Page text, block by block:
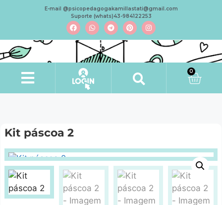
E-mail @psicopedagogakamillastati@gmail.com
Suporte (whats)43-984122253
0
Kit páscoa 2